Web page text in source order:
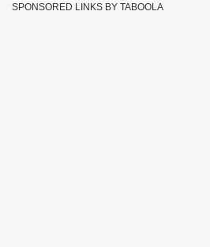
SPONSORED LINKS BY TABOOLA